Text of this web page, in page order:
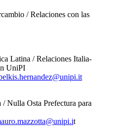
/ Relaciones con las
Latina / Relaciones Italia-
UniPI
/ Nulla Osta Prefectura para
t